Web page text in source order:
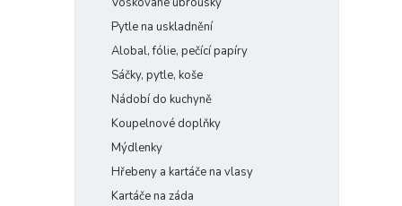
Pytle na uskladnění
Alobal, fólie, pečící papíry
Sáčky, pytle, koše
Nádobí do kuchyně
Koupelnové doplňky
Mýdlenky
Hřebeny a kartáče na vlasy
Kartáče na záda